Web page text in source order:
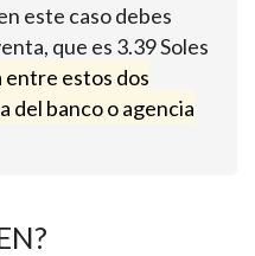
este caso debes
que es 3.39 Soles
entre estos dos
del banco o agencia